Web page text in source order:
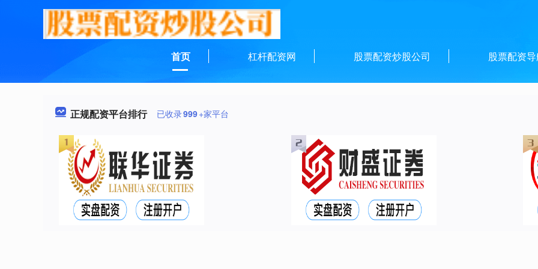
首页 杠杆配资网 股票配资炒股公司 股票配资
正规配资平台排行 已收录999+家平台